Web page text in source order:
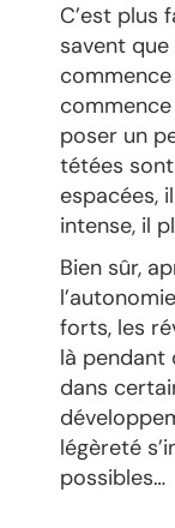
C’est plus
savent
poser un
tétées
espacées,
intense, il
Bien sûr,
forts, les
là pendant
dans
légèreté
possibles…